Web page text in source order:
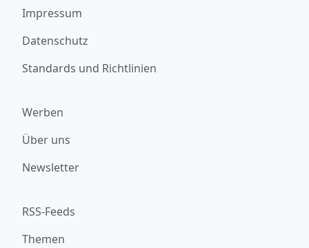
Impressum
Datenschutz
Standards und Richtlinien
Werben
Über uns
Newsletter
RSS-Feeds
Themen